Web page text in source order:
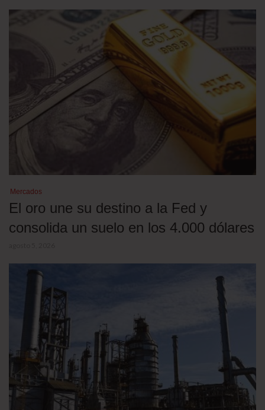
Mercados
El oro une su destino a la Fed y
consolida un suelo en los 4.000 dólares